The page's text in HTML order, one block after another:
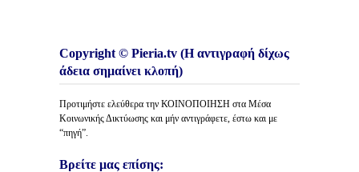
Copyright © Pieria.tv (Η αντιγραφή δίχως
άδεια σημαίνει κλοπή)
Προτιμήστε ελεύθερα την ΚΟΙΝΟΠΟΙΗΣΗ στα Μέσα
Κοινωνικής Δικτύωσης και μήν αντιγράφετε, έστω και με
“πηγή”.
Βρείτε μας επίσης: